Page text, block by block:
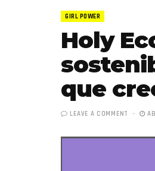
GIRL POWER
Holy
que
LEAVE A COMMENT